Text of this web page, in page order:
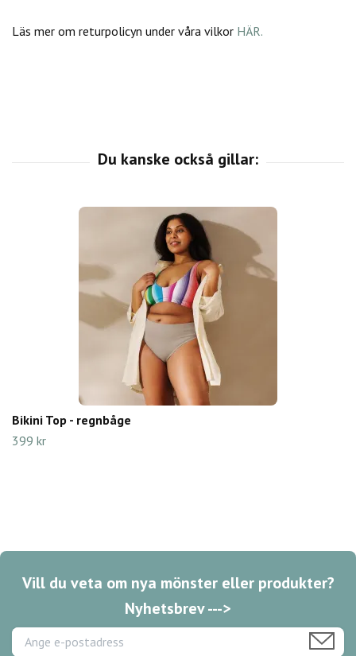
Läs mer om returpolicyn under våra vilkor HÄR.
Bikini Top - regnbåge
399 kr
Vill du veta om nya mönster eller produkter?
Nyhetsbrev --->